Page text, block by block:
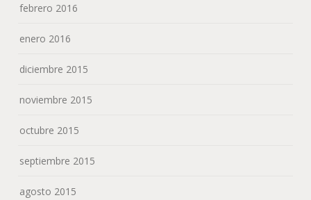
febrero 2016
enero 2016
diciembre 2015
noviembre 2015
octubre 2015
septiembre 2015
agosto 2015